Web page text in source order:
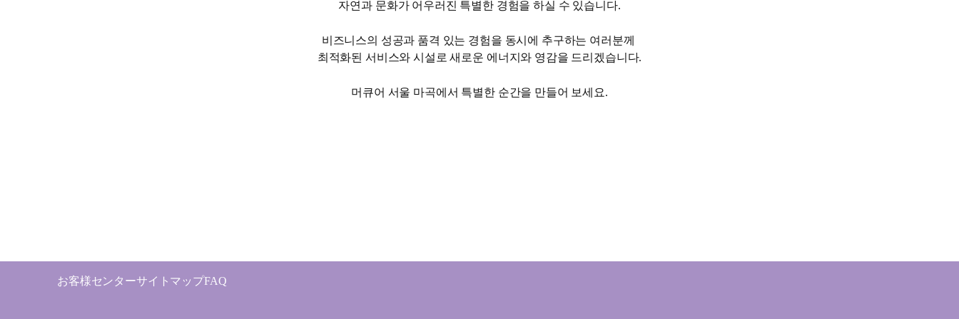
자연과 문화가 어우러진 특별한 경험을 하실 수 있습니다.
비즈니스의 성공과 품격 있는 경험을 동시에 추구하는 여러분께
최적화된 서비스와 시설로 새로운 에너지와 영감을 드리겠습니다.
머큐어 서울 마곡에서 특별한 순간을 만들어 보세요.
お客様センターサイトマップFAQ